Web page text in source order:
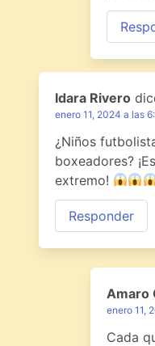
Idara Rivero
enero 11, 2024 a las
¿Niños
boxeadores?
extremo!
Responder
Amaro
enero 11,
Cada